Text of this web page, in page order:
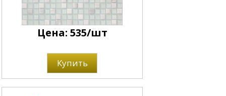
Цена: 535/шт
Купить